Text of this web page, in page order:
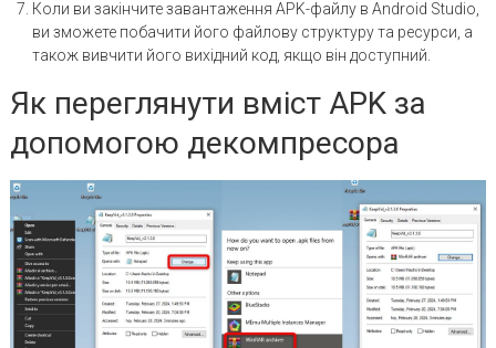
Коли ви закінчите завантаження APK-файлу в Android Studio,
ви зможете побачити його файлову структуру та ресурси, а
також вивчити його вихідний код, якщо він доступний.
Як переглянути вміст APK за
допомогою декомпресора